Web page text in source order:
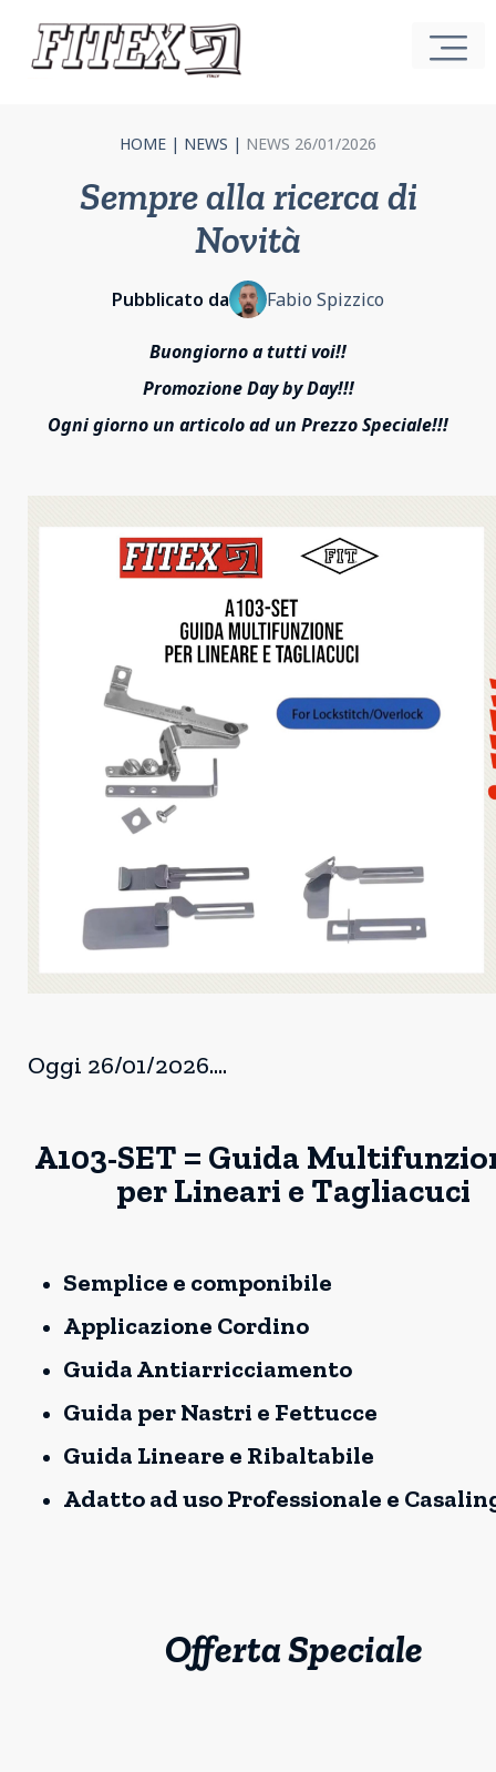
HOME | NEWS | NEWS 26/01/2026
Sempre alla ricerca di
Novità
Pubblicato da Fabio Spizzico
Buongiorno a tutti voi!!
Promozione Day by Day!!!
Ogni giorno un articolo ad un Prezzo Speciale!!!
Oggi 26/01/2026....
A103-SET = Guida
per Lineari e Tagliacuci
Semplice e componibile
Applicazione Cordino
Guida Antiarricciamento
Guida per Nastri e Fettucce
Guida Lineare e Ribaltabile
Adatto ad uso Professionale e
Offerta Speciale